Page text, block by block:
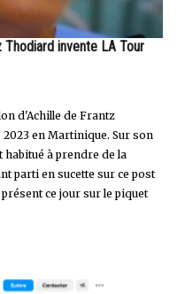
invente LA Tour
d'Achille de Frantz
en Martinique. Sur son
à prendre de la
parti en sucette sur ce post
ce jour sur le piquet